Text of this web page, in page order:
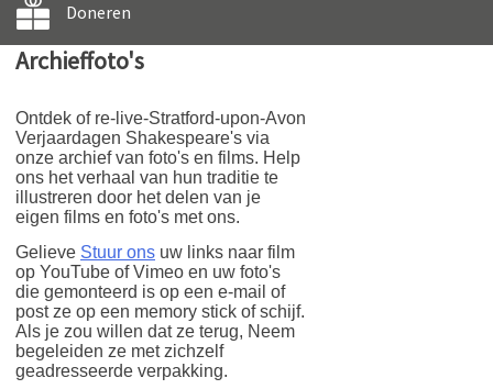
Doneren
Archieffoto's
Ontdek of re-live-Stratford-upon-Avon
Verjaardagen Shakespeare's via
onze archief van foto's en films. Help
ons het verhaal van hun traditie te
illustreren door het delen van je
eigen films en foto's met ons.
Gelieve Stuur ons uw links naar film
op YouTube of Vimeo en uw foto's
die gemonteerd is op een e-mail of
post ze op een memory stick of schijf.
Als je zou willen dat ze terug, Neem
begeleiden ze met zichzelf
geadresseerde verpakking.